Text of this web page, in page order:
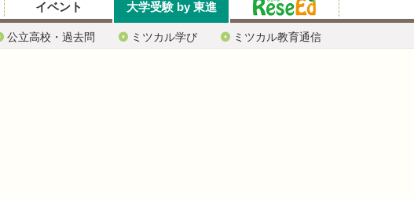
公立高校・過去問 ミツカル学び ミツカル教育通信
イベント 大学受験 by 東進